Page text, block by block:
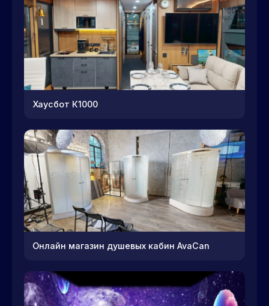
Хаусбот К1000
Онлайн магазин душевых кабин AvaCan